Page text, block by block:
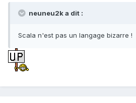
neuneu2k a dit :
Scala n'est pas un langage bizarre !